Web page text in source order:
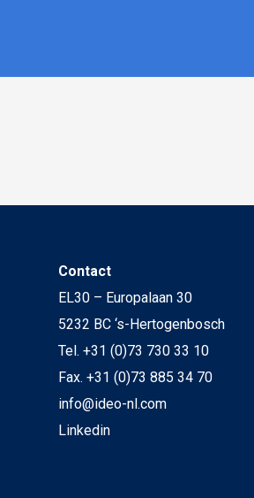
Contact
EL30 – Europalaan 30
5232 BC ‘s-Hertogenbosch
Tel. +31 (0)73 730 33 10
Fax. +31 (0)73 885 34 70
info@ideo-nl.com
Linkedin